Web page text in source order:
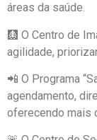
áreas da saúde.
🩻 O Centro de
agilidade,
📲 O Programa
agendamento,
oferecendo mais